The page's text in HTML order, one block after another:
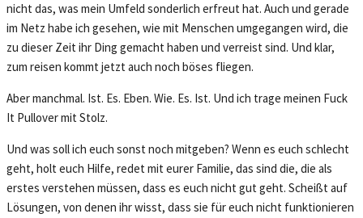
nicht das, was mein Umfeld sonderlich erfreut hat. Auch und gerade
im Netz habe ich gesehen, wie mit Menschen umgegangen wird, die
zu dieser Zeit ihr Ding gemacht haben und verreist sind. Und klar,
zum reisen kommt jetzt auch noch böses fliegen.
Aber manchmal. Ist. Es. Eben. Wie. Es. Ist. Und ich trage meinen Fuck
It Pullover mit Stolz.
Und was soll ich euch sonst noch mitgeben? Wenn es euch schlecht
geht, holt euch Hilfe, redet mit eurer Familie, das sind die, die als
erstes verstehen müssen, dass es euch nicht gut geht. Scheißt auf
Lösungen, von denen ihr wisst, dass sie für euch nicht funktionieren